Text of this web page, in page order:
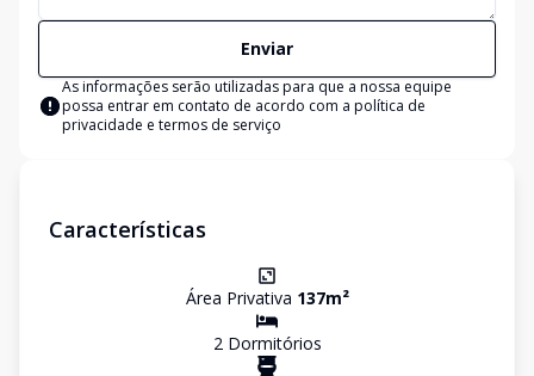
Enviar
As informações serão utilizadas para que a nossa equipe
possa entrar em contato de acordo com a política de
privacidade e termos de serviço
Características
Área Privativa 137m²
2Dormitórios